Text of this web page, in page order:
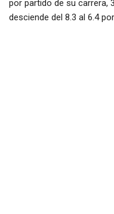
por partido de su carrera,
desciende del 8.3 al 6.4